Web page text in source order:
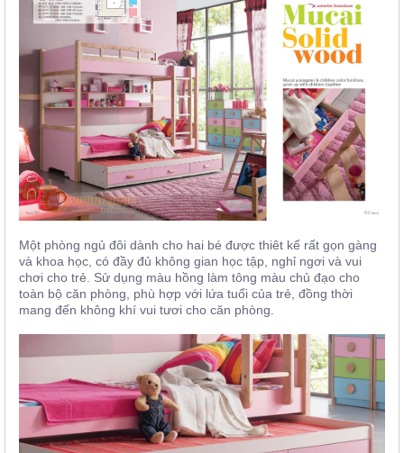
Một phòng ngủ đôi dành cho hai bé được thiêt kế rất gọn gàng
và khoa học, có đầy đủ không gian học tập, nghỉ ngơi và vui
chơi cho trẻ. Sử dụng màu hồng làm tông màu chủ đạo cho
toàn bộ căn phòng, phù hợp với lứa tuổi của trẻ, đồng thời
mang đến không khí vui tươi cho căn phòng.